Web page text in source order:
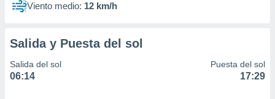
Viento medio: 12 km/h
Salida y Puesta del sol
Salida del sol
06:14
Puesta del sol
17:29